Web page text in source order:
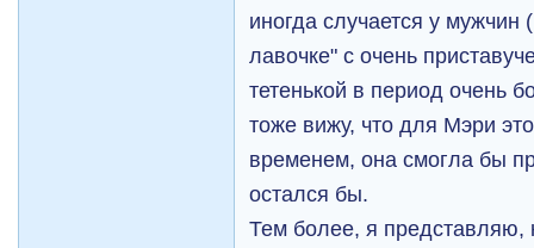
иногда случается у мужчин
лавочке" с очень
тетенькой в период очень
тоже вижу, что для Мэри
временем, она смогла бы
остался бы.
Тем более, я представляю,